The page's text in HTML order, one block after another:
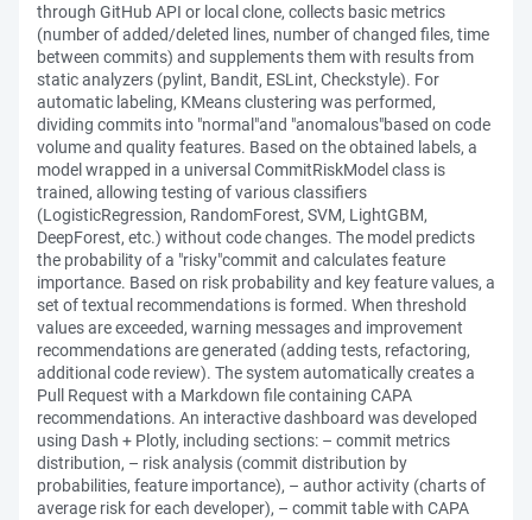
through GitHub API or local clone, collects basic metrics
(number of added/deleted lines, number of changed files, time
between commits) and supplements them with results from
static analyzers (pylint, Bandit, ESLint, Checkstyle). For
automatic labeling, KMeans clustering was performed,
dividing commits into "normal"and "anomalous"based on code
volume and quality features. Based on the obtained labels, a
model wrapped in a universal CommitRiskModel class is
trained, allowing testing of various classifiers
(LogisticRegression, RandomForest, SVM, LightGBM,
DeepForest, etc.) without code changes. The model predicts
the probability of a "risky"commit and calculates feature
importance. Based on risk probability and key feature values, a
set of textual recommendations is formed. When threshold
values are exceeded, warning messages and improvement
recommendations are generated (adding tests, refactoring,
additional code review). The system automatically creates a
Pull Request with a Markdown file containing CAPA
recommendations. An interactive dashboard was developed
using Dash + Plotly, including sections: – commit metrics
distribution, – risk analysis (commit distribution by
probabilities, feature importance), – author activity (charts of
average risk for each developer), – commit table with CAPA